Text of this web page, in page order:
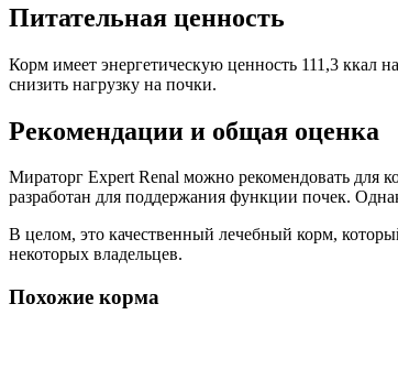
Питательная ценность
Корм имеет энергетическую ценность 111,3 ккал
снизить нагрузку на почки.
Рекомендации и общая оценка
Мираторг Expert Renal можно рекомендовать для
разработан для поддержания функции почек.
В целом, это качественный лечебный корм,
некоторых владельцев.
Похожие корма